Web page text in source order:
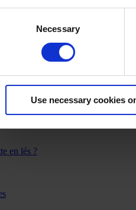
Necessary
Use necessary cookies
de moquette ?
en lés ?